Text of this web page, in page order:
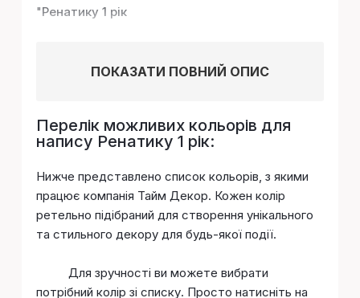
"Ренатику 1 рік
ПОКАЗАТИ ПОВНИЙ ОПИС
Перелік можливих кольорів для
напису Ренатику 1 рік:
Нижче представлено список кольорів, з якими
працює компанія Тайм Декор. Кожен колір
ретельно підібраний для створення унікального
та стильного декору для будь-якої події.
Для зручності ви можете вибрати
потрібний колір зі списку. Просто натисніть на